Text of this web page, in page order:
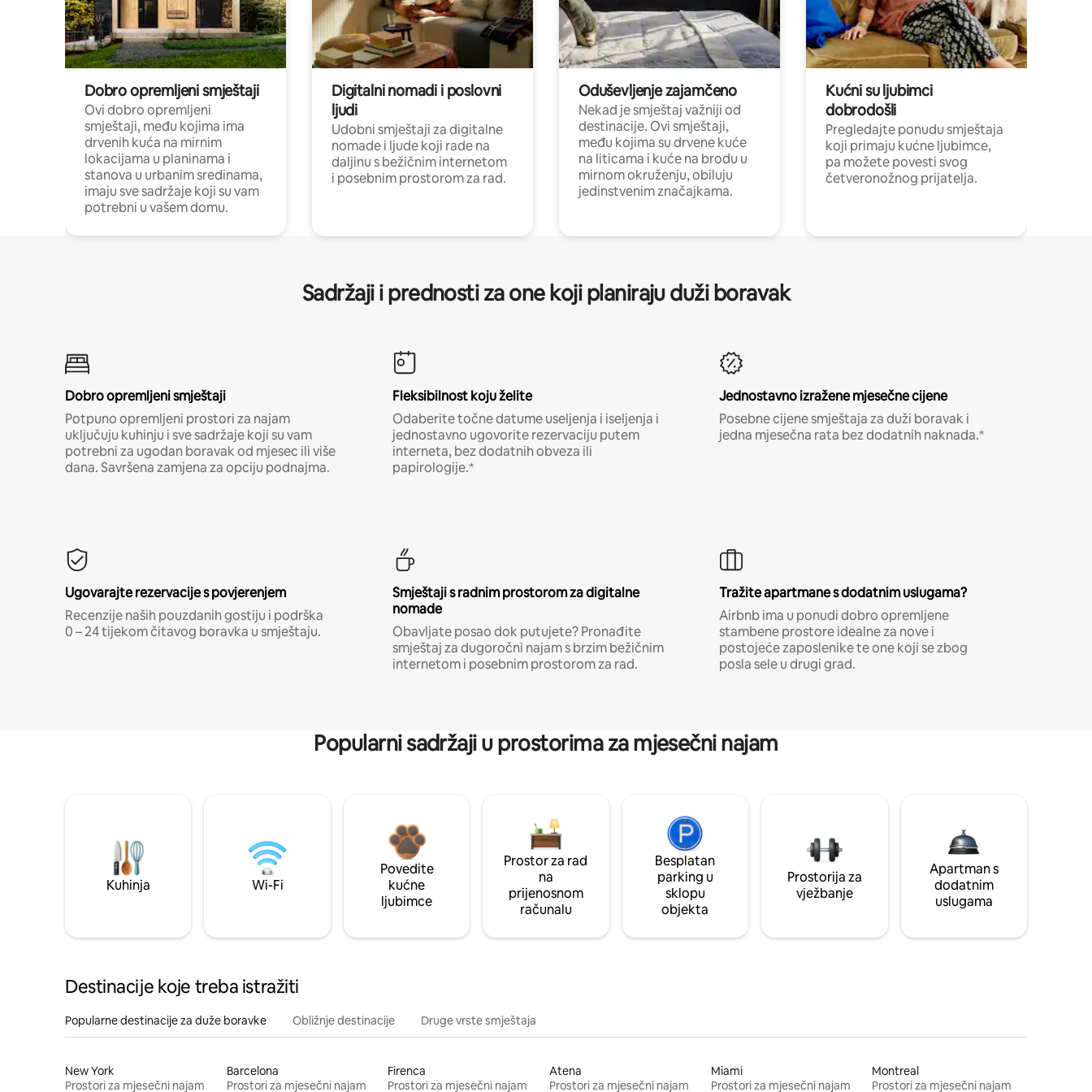
Dobro opremljeni smještaji
Ovi dobro opremljeni
smještaji, među kojima ima
drvenih kuća na mirnim
lokacijama u planinama i
stanova u urbanim sredinama,
imaju sve sadržaje koji su vam
potrebni u vašem domu.
Digitalni nomadi i poslovni
ljudi
Udobni smještaji za digitalne
nomade i ljude koji rade na
daljinu s bežičnim internetom
i posebnim prostorom za rad.
Oduševljenje zajamčeno
Nekad je smještaj važniji od
destinacije. Ovi smještaji,
među kojima su drvene kuće
na liticama i kuće na brodu u
mirnom okruženju, obiluju
jedinstvenim značajkama.
Kućni su ljubimci
dobrodošli
Pregledajte ponudu smještaja
koji primaju kućne ljubimce,
pa možete povesti svog
četveronožnog prijatelja.
Sadržaji i prednosti za one koji planiraju duži boravak
Dobro opremljeni smještaji
Potpuno opremljeni prostori za najam
uključuju kuhinju i sve sadržaje koji su vam
potrebni za ugodan boravak od mjesec ili više
dana. Savršena zamjena za opciju podnajma.
Fleksibilnost koju želite
Odaberite točne datume useljenja i iseljenja i
jednostavno ugovorite rezervaciju putem
interneta, bez dodatnih obveza ili
papirologije.*
Jednostavno izražene mjesečne cijene
Posebne cijene smještaja za duži boravak i
jedna mjesečna rata bez dodatnih naknada.*
Ugovarajte rezervacije s povjerenjem
Recenzije naših pouzdanih gostiju i podrška
0 – 24 tijekom čitavog boravka u smještaju.
Smještaji s radnim prostorom za digitalne
nomade
Obavljate posao dok putujete? Pronađite
smještaj za dugoročni najam s brzim bežičnim
internetom i posebnim prostorom za rad.
Tražite apartmane s dodatnim uslugama?
Airbnb ima u ponudi dobro opremljene
stambene prostore idealne za nove i
postojeće zaposlenike te one koji se zbog
posla sele u drugi grad.
Popularni sadržaji u prostorima za mjesečni najam
Kuhinja Wi-Fi
Povedite
kućne
ljubimce
Prostor za rad
na
prijenosnom
računalu
Besplatan
parking u
sklopu
objekta
Prostorija za
vježbanje
Apartman s
dodatnim
uslugama
Destinacije koje treba istražiti
Popularne destinacije za duže boravke Obližnje destinacije Druge vrste smještaja
New York
Prostori za mjesečni najam
Barcelona
Prostori za mjesečni najam
Firenca
Prostori za mjesečni najam
Atena
Prostori za mjesečni najam
Miami
Prostori za mjesečni najam
Montreal
Prostori za mjesečni najam